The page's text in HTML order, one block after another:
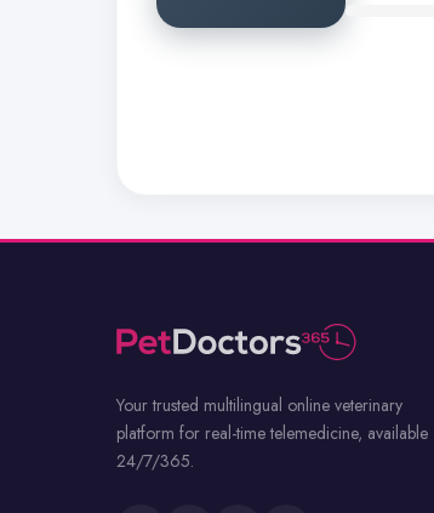
Your trusted multilingual online veterinary
platform for real-time telemedicine, available
24/7/365.